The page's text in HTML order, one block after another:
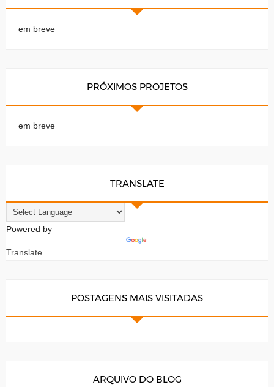
em breve
PRÓXIMOS PROJETOS
em breve
TRANSLATE
Powered by
Translate
POSTAGENS MAIS VISITADAS
ARQUIVO DO BLOG